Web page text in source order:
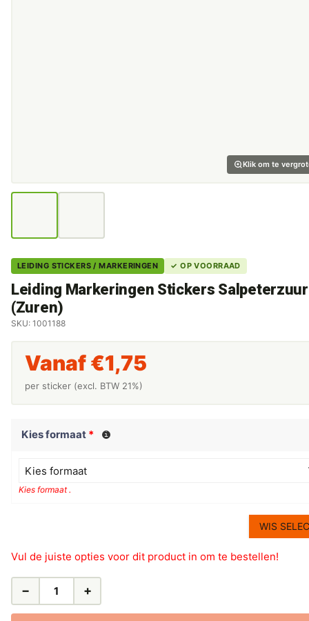
Klik om te
LEIDING STICKERS / MARKERINGEN ✓ OP VOORRAAD
Leiding Markeringen Stickers Salpeterzuur
(Zuren)
SKU: 1001188
Vanaf €1,75
per sticker (excl. BTW 21%)
Kies formaat *
Kies formaat
Kies formaat .
WIS
Vul de juiste opties voor dit product in om te bestellen!
− +